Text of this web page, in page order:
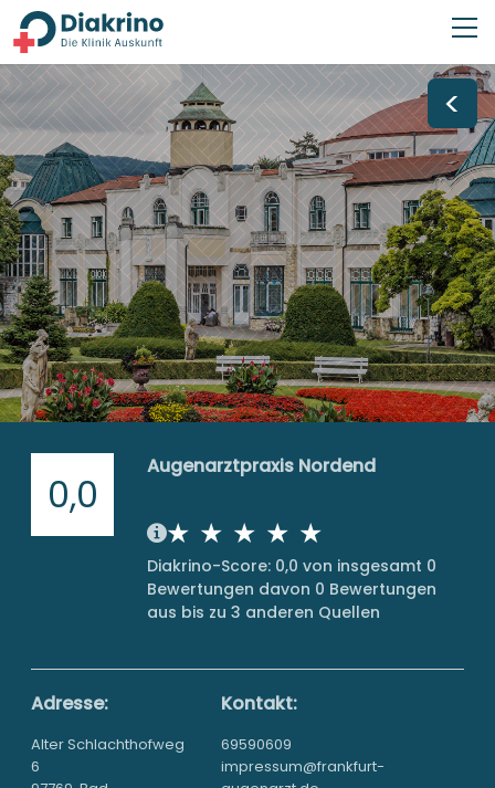
<
0,0
Augenarztpraxis Nordend
Diakrino-Score: 0,0 von insgesamt 0
Bewertungen davon 0 Bewertungen
aus bis zu 3 anderen Quellen
Adresse:
Alter Schlachthofweg
6
Kontakt:
69590609
impressum@frankfurt-